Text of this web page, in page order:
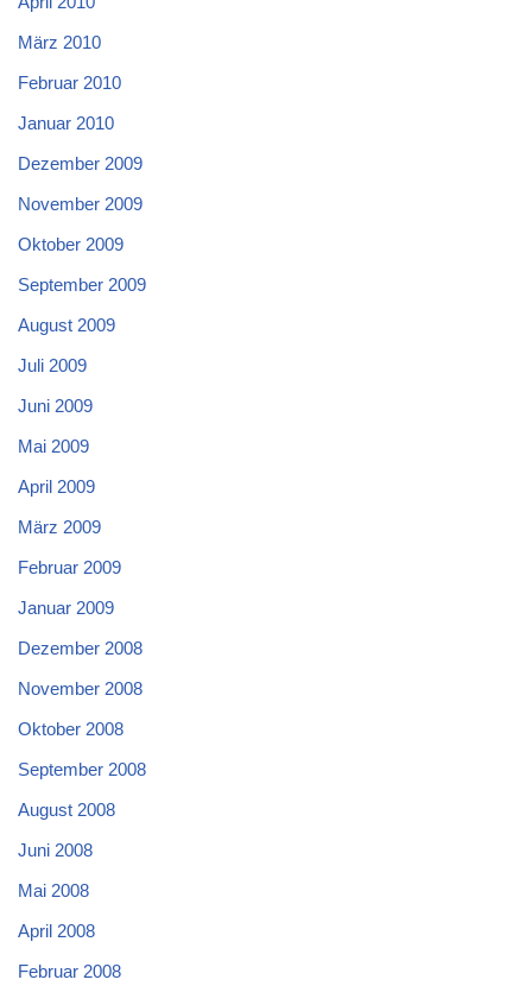
März 2010
Februar 2010
Januar 2010
Dezember 2009
November 2009
Oktober 2009
September 2009
August 2009
Juli 2009
Juni 2009
Mai 2009
April 2009
März 2009
Februar 2009
Januar 2009
Dezember 2008
November 2008
Oktober 2008
September 2008
August 2008
Juni 2008
Mai 2008
April 2008
Februar 2008